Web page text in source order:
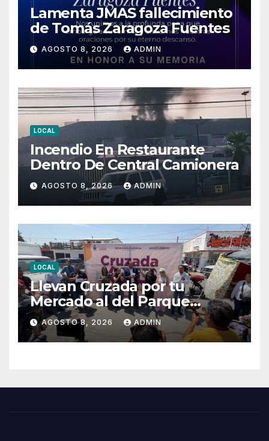
Lamenta JMAS fallecimiento
de Tomás Zaragoza Fuentes
AGOSTO 8, 2026 ADMIN
LOCAL
Incendio En Restaurante
Dentro De Central Camionera
AGOSTO 8, 2026 ADMIN
LOCAL
Llevan Cruzada por tu
Mercado al del Parque
Hidalgo
AGOSTO 8, 2026 ADMIN